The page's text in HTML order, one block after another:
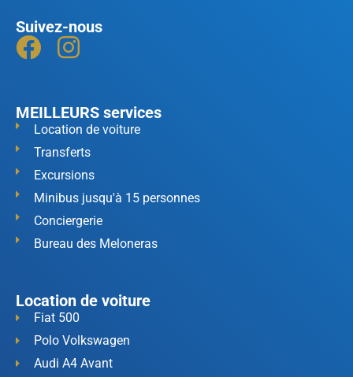
Suivez-nous
MEILLEURS services
Location de voiture
Transferts
Excursions
Minibus jusqu'à 15 personnes
Conciergerie
Bureau des Meloneras
Location de voiture
Fiat 500
Polo Volkswagen
Audi A4 Avant